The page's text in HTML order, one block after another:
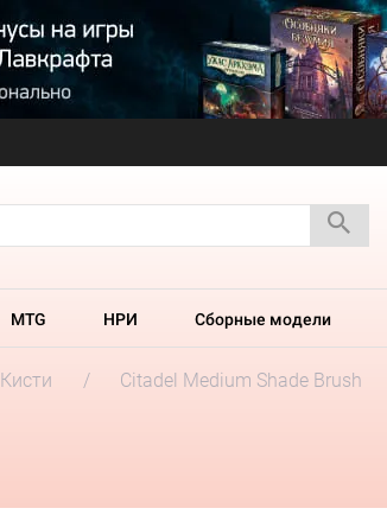
MTG НРИ Сборные модели
Кисти Citadel Medium Shade Brush